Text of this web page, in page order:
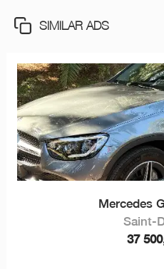
SIMILAR ADS
Mercedes
Saint-
37